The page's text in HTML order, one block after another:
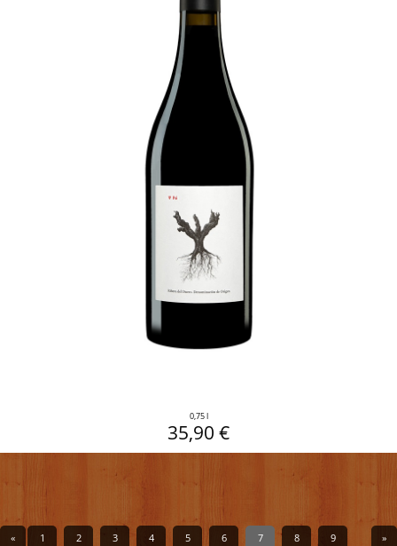
0,75 l
35,90 €
« 1 2 3 4 5 6 7 8 9 »